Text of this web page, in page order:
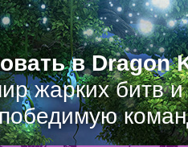
в Dragon
жарких битв